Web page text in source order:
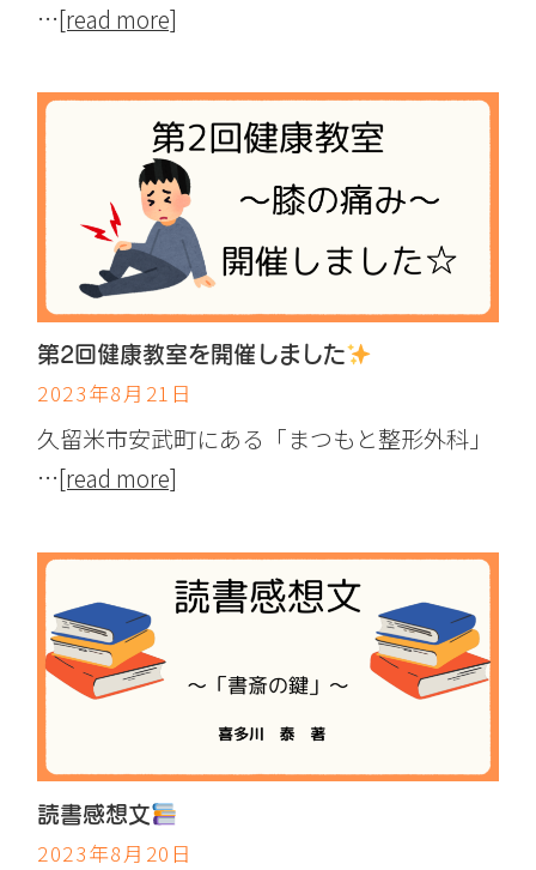
…[read more]
第2回健康教室を開催しました
2023年8月21日
久留米市安武町にある「まつもと整形外科」
…[read more]
読書感想文
2023年8月20日